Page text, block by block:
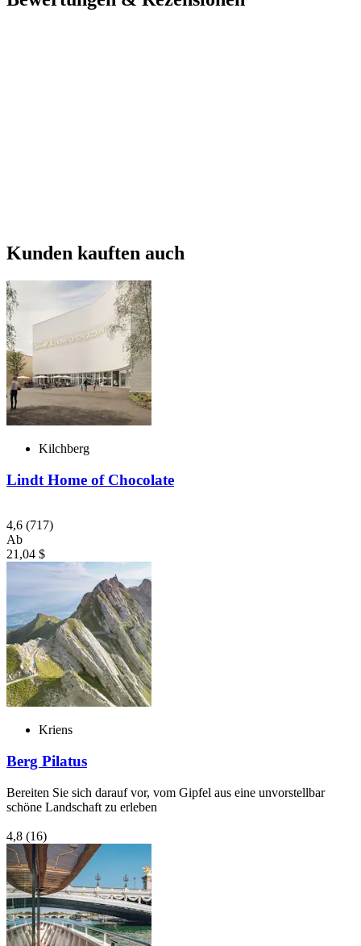
Kunden kauften auch
Kilchberg
Lindt Home of Chocolate
4,6 (717)
Ab
21,04 $
Kriens
Berg Pilatus
Bereiten Sie sich darauf vor, vom Gipfel aus eine unvorstellbar
schöne Landschaft zu erleben
4,8 (16)